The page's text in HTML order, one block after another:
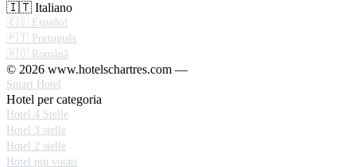
🇮🇹 Italiano
🇪🇸 Español
🇵🇹 Português
🇷🇴 Română
© 2026 www.hotelschartres.com —
Smart Hotel
Hotel per categoria
Hotel 4 Stelle
Hotel 3 stelle
Hotel 2 stelle
Hotel più votati